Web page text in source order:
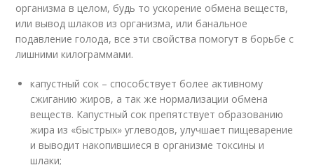
организма в целом, будь то ускорение обмена веществ,
или вывод шлаков из организма, или банальное
подавление голода, все эти свойства помогут в борьбе с
лишними килограммами.
капустный сок – способствует более активному
сжиганию жиров, а так же нормализации обмена
веществ. Капустный сок препятствует образованию
жира из «быстрых» углеводов, улучшает пищеварение
и выводит накопившиеся в организме токсины и
шлаки;